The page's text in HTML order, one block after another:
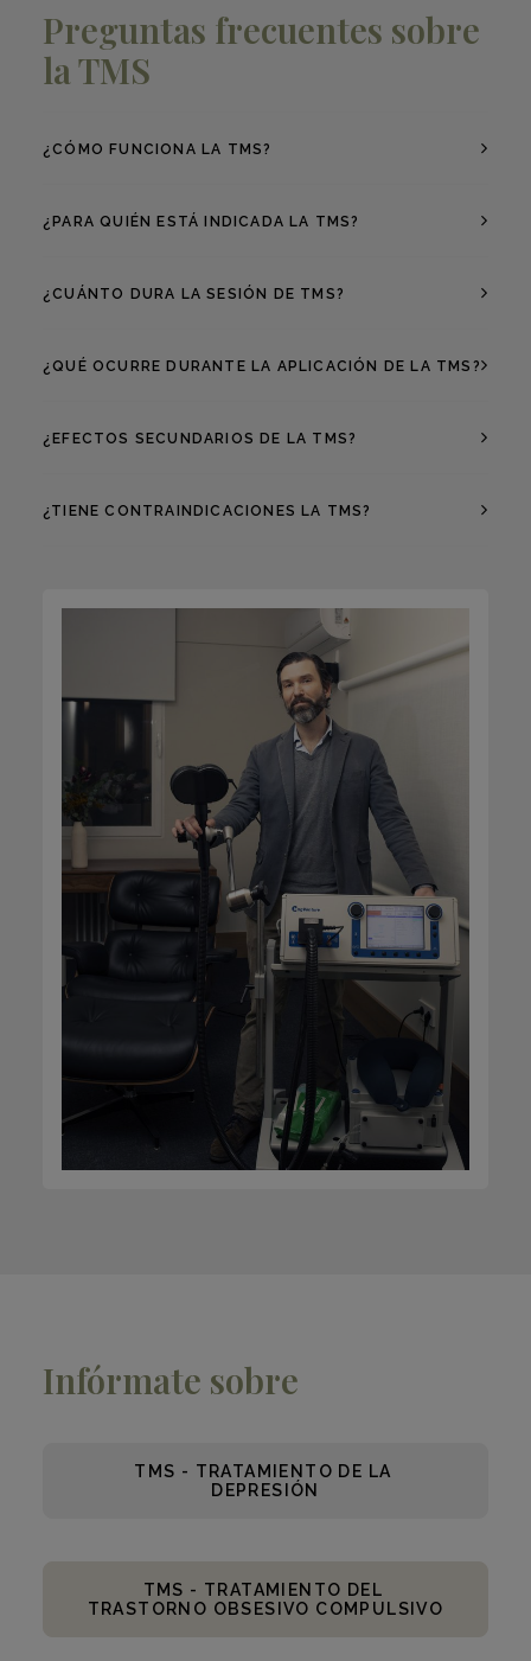
Preguntas frecuentes sobre
la TMS
¿CÓMO FUNCIONA LA TMS?
¿PARA QUIÉN ESTÁ INDICADA LA TMS?
¿CUÁNTO DURA LA SESIÓN DE TMS?
¿QUÉ OCURRE DURANTE LA APLICACIÓN DE LA TMS?
¿EFECTOS SECUNDARIOS DE LA TMS?
¿TIENE CONTRAINDICACIONES LA TMS?
Infórmate sobre
TMS - TRATAMIENTO DE LA
DEPRESIÓN
TMS - TRATAMIENTO DEL
TRASTORNO OBSESIVO COMPULSIVO